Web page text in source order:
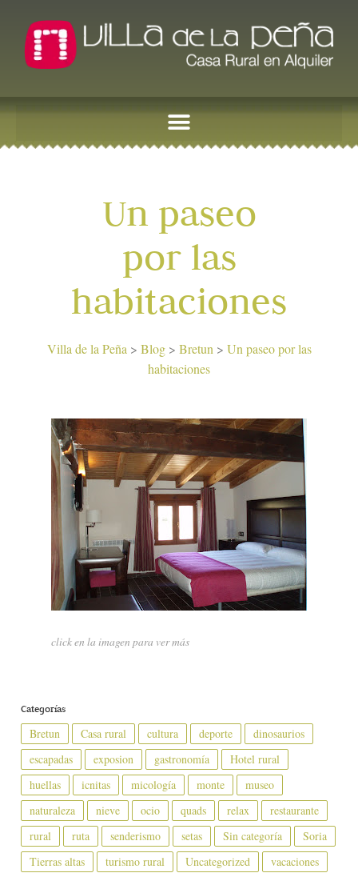
Un paseo
por las
habitaciones
Villa de la Peña > Blog> Bretun > Un paseo por las
habitaciones
click en la imagen para ver más
Categorías
Bretun Casa rural cultura deporte
dinosaurios
escapadas
exposion gastronomía
Hotel rural
huellas
icnitas micología monte
museo
naturaleza
nieve ocio quads relax
restaurante
rural
ruta senderismo setas Sin categoría
Soria
Tierras altas
turismo rural Uncategorized vacaciones